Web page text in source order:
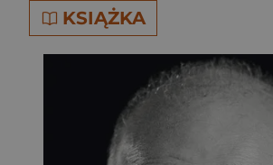
KSIĄŻKA